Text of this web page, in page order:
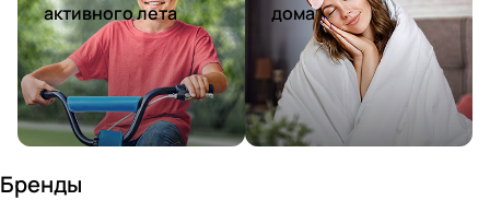
активного лета
дома
Бренды